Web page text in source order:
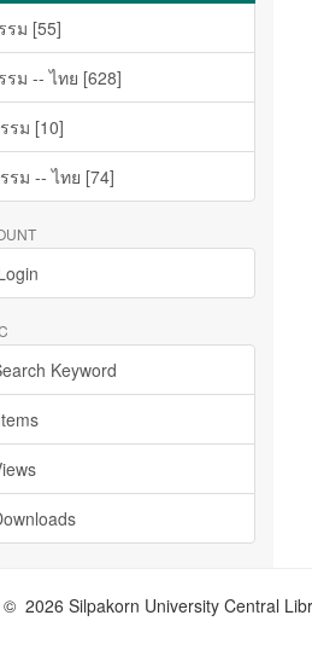
รม [55]
รม -- ไทย [628]
รม [10]
รม -- ไทย [74]
Keyword
2026 Silpakorn University Central